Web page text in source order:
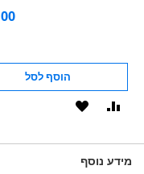
הוסף לסל
הוסף
מידע נוסף